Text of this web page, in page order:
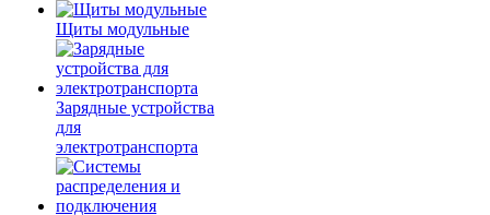
Щиты модульные
Зарядные устройства
для
электротранспорта